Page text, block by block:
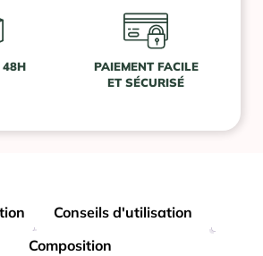
48H
PAIEMENT FACILE
ET SÉCURISÉ
Conseils d'utilisation
Composition